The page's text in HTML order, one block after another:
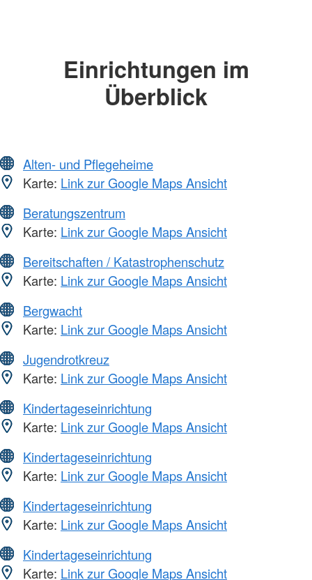
Einrichtungen im
Überblick
Alten- und Pflegeheime
Karte: Link zur Google Maps Ansicht
Beratungszentrum
Karte: Link zur Google Maps Ansicht
Bereitschaften / Katastrophenschutz
Karte: Link zur Google Maps Ansicht
Bergwacht
Karte: Link zur Google Maps Ansicht
Jugendrotkreuz
Karte: Link zur Google Maps Ansicht
Kindertageseinrichtung
Karte: Link zur Google Maps Ansicht
Kindertageseinrichtung
Karte: Link zur Google Maps Ansicht
Kindertageseinrichtung
Karte: Link zur Google Maps Ansicht
Kindertageseinrichtung
Karte: Link zur Google Maps Ansicht